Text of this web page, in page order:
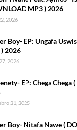
MP3 ) 2026
2026
Boy- EP: Ungafa
2026
2026
EP: Chega Chega
21, 2025
Boy- Nitafa Nawe (